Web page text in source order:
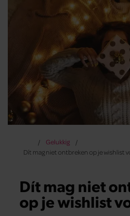
Gelukkig
Dít mag niet ontbreken op je wishlist
Dít mag niet
op je wishlist